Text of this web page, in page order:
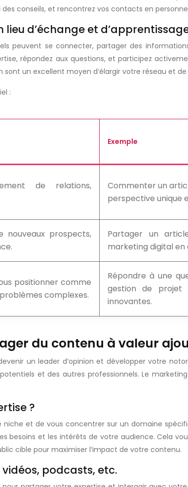
conseils, et rencontrez vos contacts en
d’échange et
peuvent se connecter, partager des
répondez aux questions, et participez
un excellent moyen d’élargir votre réseau et
:
Exemple
de relations,
Commenter un
perspective unique
prospects,
Partager un
marketing digital
positionner comme
complexes.
Répondre à une
gestion de projet
innovantes.
du contenu à valeur
un leader d’opinion et développer votre
et des autres professionnels. Le
?
et de vous concentrer sur un domaine
besoins et les intérêts de votre audience. Cela
cible pour maximiser l’impact de votre contenu.
podcasts, etc.